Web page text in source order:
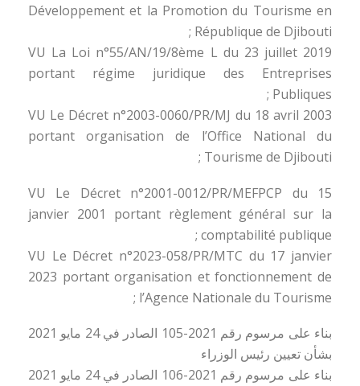
Développement et la Promotion du Tourisme en
République de Djibouti ;
VU La Loi n°55/AN/19/8ème L du 23 juillet 2019
portant régime juridique des Entreprises
Publiques ;
VU Le Décret n°2003-0060/PR/MJ du 18 avril 2003
portant organisation de l’Office National du
Tourisme de Djibouti ;
VU Le Décret n°2001-0012/PR/MEFPCP du 15
janvier 2001 portant règlement général sur la
comptabilité publique ;
VU Le Décret n°2023-058/PR/MTC du 17 janvier
2023 portant organisation et fonctionnement de
l’Agence Nationale du Tourisme ;
بناء على مرسوم رقم 2021-105 الصادر في 24 مايو 2021
بشأن تعيين رئيس الوزراء
بناء على مرسوم رقم 2021-106 الصادر في 24 مايو 2021